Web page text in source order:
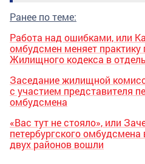
Ранее по теме:
Работа над ошибками, или
омбудсмен меняет практику
Жилищного кодекса в
Заседание жилищной
с участием представителя
омбудсмена
«Вас тут не стояло», или
петербургского
двух районов вошли